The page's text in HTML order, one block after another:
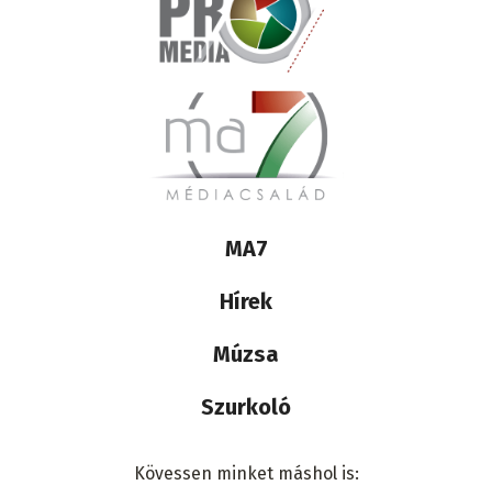
Lábléc
médiacsalád
MA7
Hírek
Múzsa
Szurkoló
Kövessen minket máshol is: